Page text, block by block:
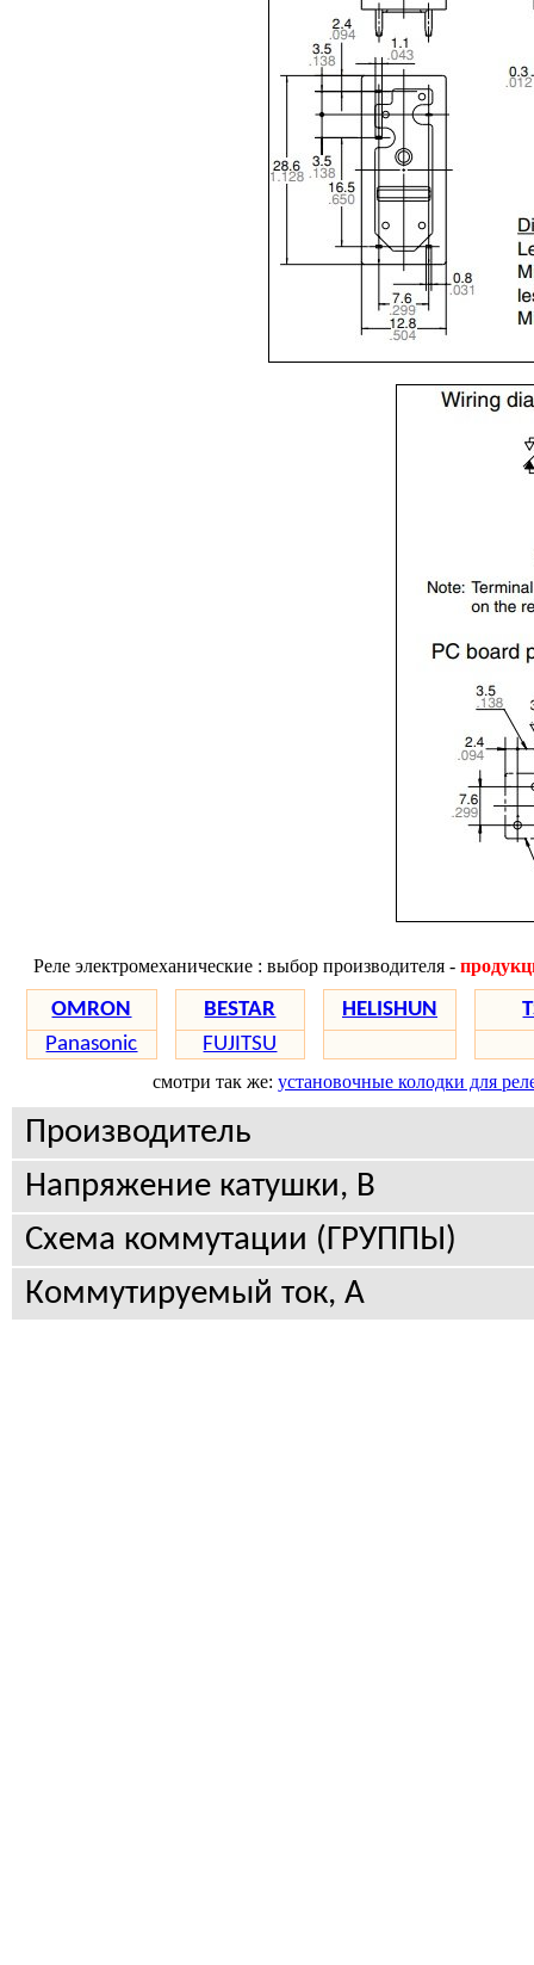
Реле электромеханические : выбор производителя -
OMRON BESTAR HELISHUN
Panasonic
FUJITSU
смотри так же: установочные колодки для
Производитель
Напряжение катушки, В
Схема коммутации (ГРУППЫ)
Коммутируемый ток, А